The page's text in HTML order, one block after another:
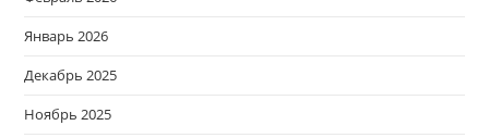
Январь 2026
Декабрь 2025
Ноябрь 2025